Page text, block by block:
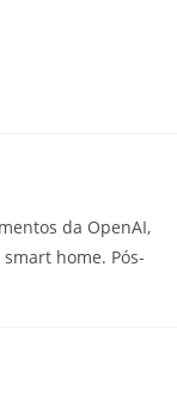
da OpenAI,
home. Pós-